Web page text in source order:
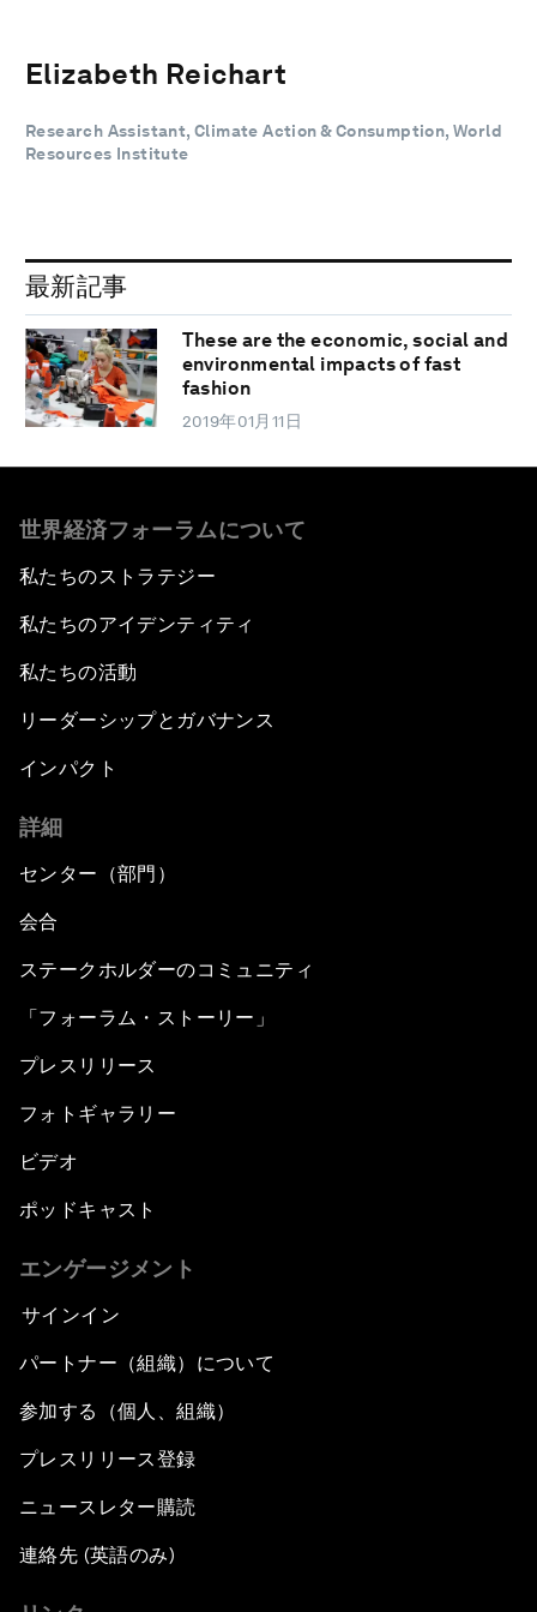
Elizabeth Reichart
Research Assistant, Climate Action & Consumption, World
Resources Institute
最新記事
These are the economic, social and
environmental impacts of fast
fashion
2019年01月11日
世界経済フォーラムについて
私たちのストラテジー
私たちのアイデンティティ
私たちの活動
リーダーシップとガバナンス
インパクト
詳細
センター（部門）
会合
ステークホルダーのコミュニティ
「フォーラム・ストーリー」
プレスリリース
フォトギャラリー
ビデオ
ポッドキャスト
エンゲージメント
サインイン
パートナー（組織）について
参加する（個人、組織）
プレスリリース登録
ニュースレター購読
連絡先 (英語のみ)